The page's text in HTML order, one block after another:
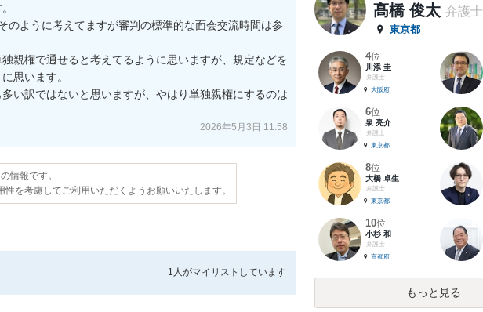
のように考えてますが審判の標準的な面会交流時間は参
親権で通せると考えてるように思いますが、規定などを
思います。
い訳ではないと思いますが、やはり単独親権にするのは
2026年5月3日 11:58
情報です。
を考慮してご利用いただくようお願いいたします。
1人がマイリストしています
髙橋 俊太 弁護士
東京都
4位
川添 圭
弁護士
大阪府
6位
泉 亮介
弁護士
東京都
8位
大橋 卓生
弁護士
東京都
10位
小杉 和
弁護士
京都府
もっと見る